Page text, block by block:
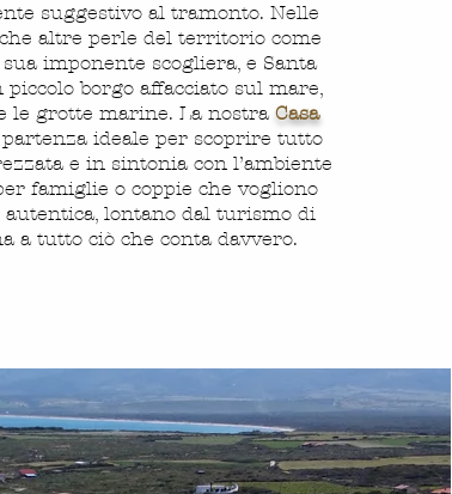
suggestivo al tramonto. Nelle
altre perle del territorio come
imponente scogliera, e Santa
borgo affacciato sul mare,
le grotte marine. La nostraCasa
ideale per scoprire tutto
e in sintonia con l’ambiente
famiglie o coppie che vogliono
lontano dal turismo di
a tutto ciò che conta davvero.